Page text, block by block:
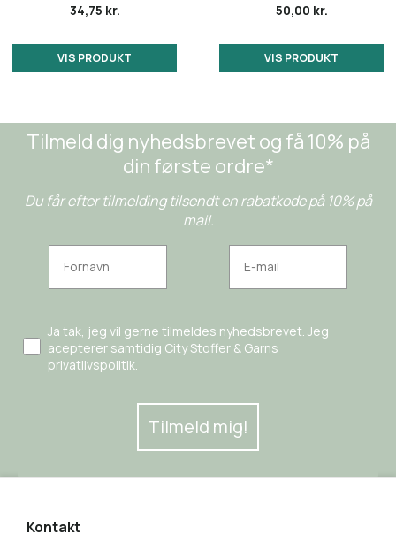
34,75 kr.
VIS PRODUKT
50,00 kr.
VIS PRODUKT
Tilmeld dig nyhedsbrevet og få 10% på
din første ordre*
Du får efter tilmelding tilsendt en rabatkode på 10% på
mail.
Ja tak, jeg vil gerne tilmeldes nyhedsbrevet. Jeg
acepterer samtidig City Stoffer & Garns
privatlivspolitik.
Tilmeld mig!
Kontakt